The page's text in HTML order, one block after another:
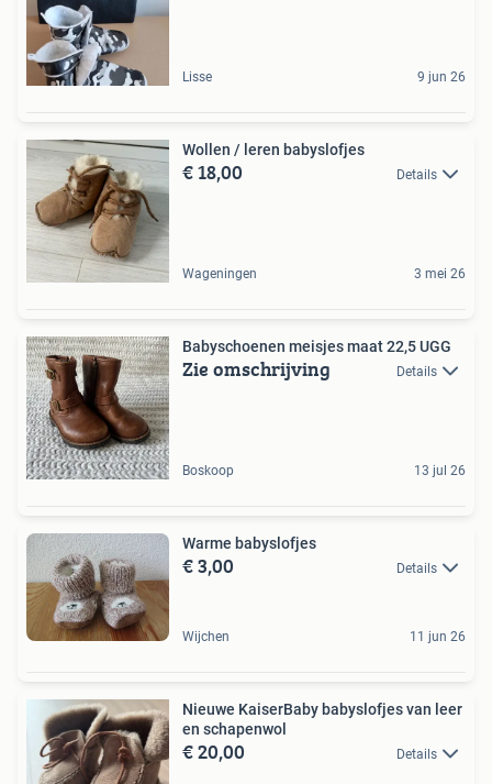
Lisse 9 jun 26
Wollen / leren babyslofjes
€ 18,00 Details
Wageningen 3 mei 26
Babyschoenen meisjes maat 22,5 UGG
Zie omschrijving Details
Boskoop 13 jul 26
Warme babyslofjes
€ 3,00 Details
Wijchen 11 jun 26
Nieuwe KaiserBaby babyslofjes van leer
en schapenwol
€ 20,00 Details